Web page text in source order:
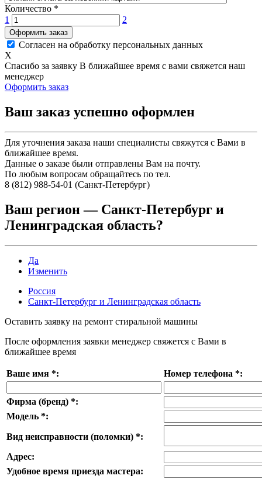
Количество *
1
2
Оформить заказ
Согласен на обработку персональных данных
X
Спасибо за заявку В ближайшее время с вами свяжется наш
менеджер
Оформить заказ
Ваш заказ успешно оформлен
Для уточнения заказа наши специалисты свяжутся с Вами в
ближайшее время.
Данные о заказе были отправлены Вам на почту.
По любым вопросам обращайтесь по тел.
8 (812) 988-54-01 (Санкт-Петербург)
Ваш регион — Санкт-Петербург и
Ленинградская область?
Да
Изменить
Россия
Санкт-Петербург и Ленинградская область
Оставить заявку на ремонт стиральной машины
После оформления заявки менеджер свяжется с Вами в
ближайшее время
Ваше имя *: Номер телефона *:
Фирма (бренд) *:
Модель *:
Вид неисправности (поломки) *:
Адрес:
Удобное время приезда мастера: